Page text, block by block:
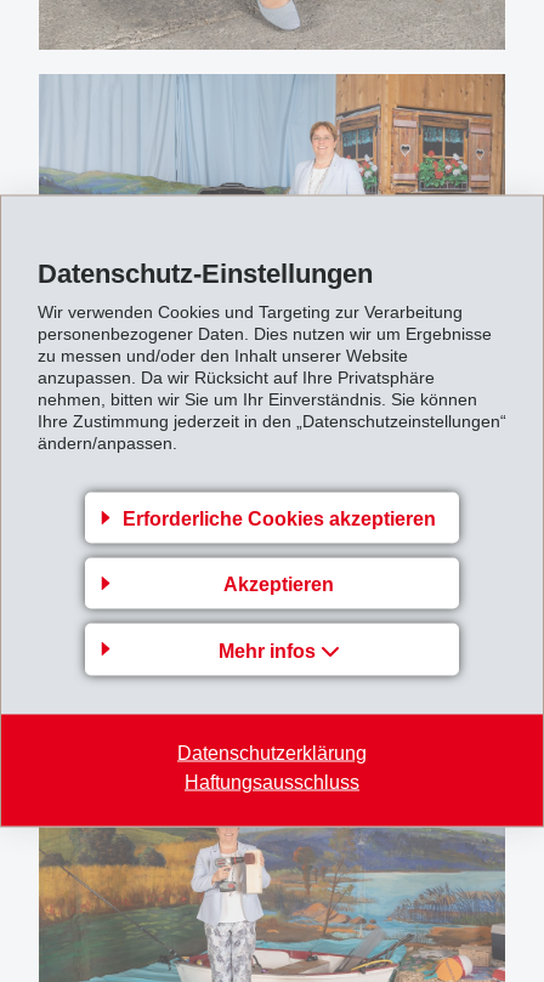
Datenschutz-Einstellungen
Wir verwenden Cookies und Targeting zur Verarbeitung
personenbezogener Daten. Dies nutzen wir um Ergebnisse
zu messen und/oder den Inhalt unserer Website
anzupassen. Da wir Rücksicht auf Ihre Privatsphäre
nehmen, bitten wir Sie um Ihr Einverständnis. Sie können
Ihre Zustimmung jederzeit in den „Datenschutzeinstellungen“
ändern/anpassen.
Erforderliche Cookies akzeptieren
Akzeptieren
Mehr infos
Datenschutzerklärung
Haftungsausschluss